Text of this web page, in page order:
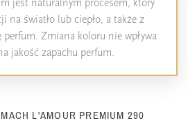
na światło lub ciepło, a także z
perfum. Zmiana koloru nie wpływa
jakość zapachu perfum.
L'AMOUR PREMIUM 290